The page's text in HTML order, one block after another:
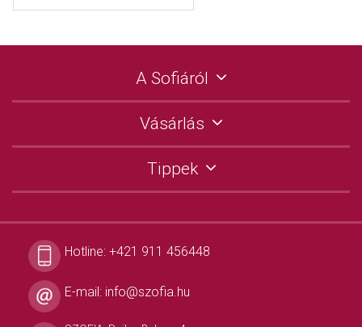
A Sofiáról
Vásárlás
Tippek
Hotline: +421 911 456448
E-mail: info@szofia.hu